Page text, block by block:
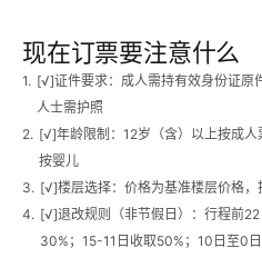
现在订票要注意什么
1. [√]证件要求：成人需持有效身份证原
人士需护照
2. [√]年龄限制 ：12岁（含）以上按成
按婴儿
3. [√]楼层选择：价格为基准楼层价格
4. [√]退改规则（非节假日）
：行程前
30%；15-11日收取50%；10日至0